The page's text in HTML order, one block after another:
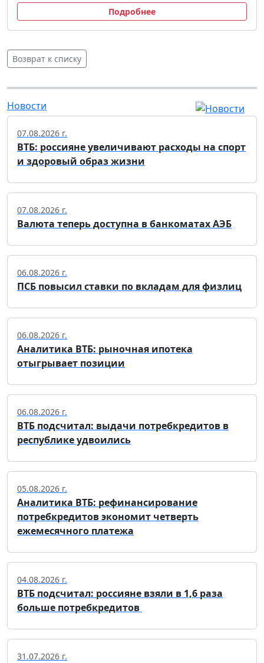
Подробнее
Возврат к списку
Новости
07.08.2026 г.
ВТБ: россияне увеличивают расходы на спорт
и здоровый образ жизни
07.08.2026 г.
Валюта теперь доступна в банкоматах АЭБ
06.08.2026 г.
ПСБ повысил ставки по вкладам для физлиц
06.08.2026 г.
Аналитика ВТБ: рыночная ипотека
отыгрывает позиции
06.08.2026 г.
ВТБ подсчитал: выдачи потребкредитов в
республике удвоились
05.08.2026 г.
Аналитика ВТБ: рефинансирование
потребкредитов экономит четверть
ежемесячного платежа
04.08.2026 г.
ВТБ подсчитал: россияне взяли в 1,6 раза
больше потребкредитов
31.07.2026 г.